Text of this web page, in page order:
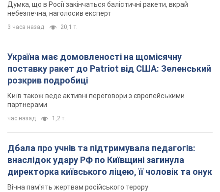
Думка, що в Росії закінчаться балістичні ракети, вкрай
небезпечна, наголосив експерт
3 часа назад 20,1 т.
Україна має домовленості на щомісячну
поставку ракет до Patriot від США: Зеленський
розкрив подробиці
Київ також веде активні переговори з європейськими
партнерами
час назад 1,2 т.
Дбала про учнів та підтримувала педагогів:
внаслідок удару РФ по Київщині загинула
директорка київського ліцею, її чоловік та онук
Вічна пам'ять жертвам російського терору